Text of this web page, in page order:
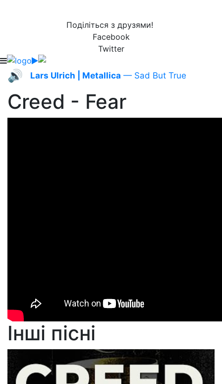
Поділіться з друзями!
Facebook
Twitter
🔊 Lars Ulrich | Metallica — Sad But True
Creed - Fear
Інші пісні